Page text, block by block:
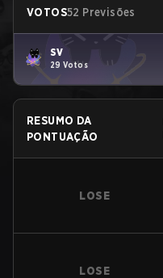
VOTOS52 Previsões
SV
29 Votos
RESUMO DA
PONTUAÇÃO
LOSE
LOSE